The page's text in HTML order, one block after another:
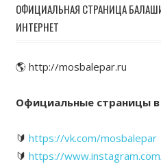
ОФИЦИАЛЬНАЯ СТРАНИЦА
ИНТЕРНЕТ
🌎 http://mosbalepar.ru
Официальные страницы в
🔰 https://vk.com/mosbalepar
🔰 https://